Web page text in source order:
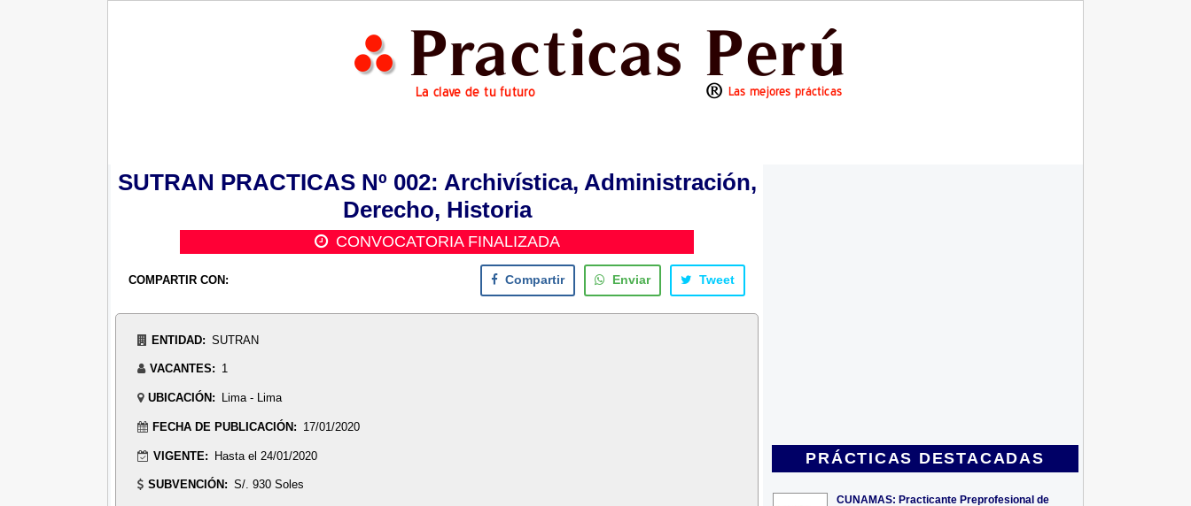
PRÁCTICAS DESTACADAS
CUNAMAS: Practicante Preprofesional de
SUTRAN PRACTICAS Nº 002: Archivística, Administración,
Derecho, Historia
CONVOCATORIA FINALIZADA
COMPARTIR CON: Compartir Enviar Tweet
ENTIDAD: SUTRAN
VACANTES: 1
UBICACIÓN: Lima - Lima
FECHA DE PUBLICACIÓN: 17/01/2020
VIGENTE: Hasta el 24/01/2020
SUBVENCIÓN: S/. 930 Soles